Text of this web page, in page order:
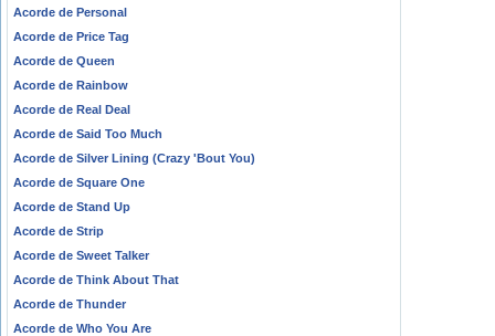
Acorde de Personal
Acorde de Price Tag
Acorde de Queen
Acorde de Rainbow
Acorde de Real Deal
Acorde de Said Too Much
Acorde de Silver Lining (Crazy 'Bout You)
Acorde de Square One
Acorde de Stand Up
Acorde de Strip
Acorde de Sweet Talker
Acorde de Think About That
Acorde de Thunder
Acorde de Who You Are